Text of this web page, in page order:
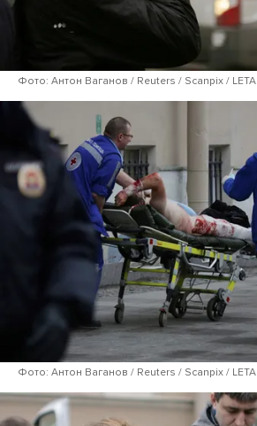
Фото: Антон Ваганов / Reuters / Scanpix / LETA
Фото: Антон Ваганов / Reuters / Scanpix / LETA